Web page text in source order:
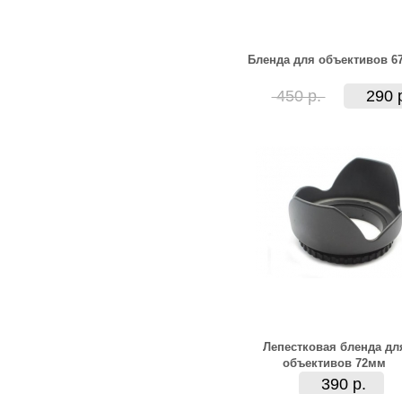
Бленда для объективов
450 р. 290
Лепестковая бленда
объективов 72мм
390 р.